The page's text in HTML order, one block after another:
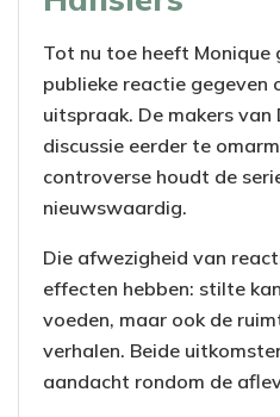
Tot nu toe heeft Monique
publieke reactie gegeven
uitspraak. De makers van
discussie eerder te
controverse houdt de
nieuwswaardig.
Die afwezigheid van
effecten hebben: stilte
voeden, maar ook de
verhalen. Beide
aandacht rondom de